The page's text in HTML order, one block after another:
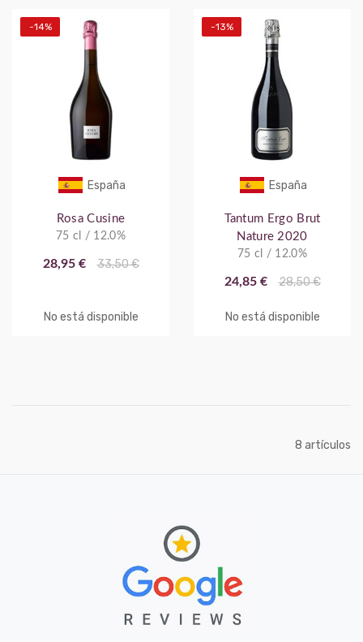
España
-14%
Rosa Cusine
75 cl / 12.0%
28,95 € 33,50 €
No está disponible
España
-13%
Tantum Ergo Brut
Nature 2020
75 cl / 12.0%
24,85 € 28,50 €
No está disponible
8 artículos